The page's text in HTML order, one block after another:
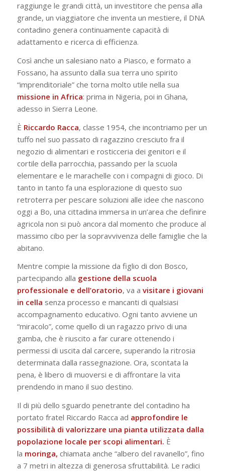
raggiunge le grandi città, un investitore che pensa alla
grande, un viaggiatore che inventa un mestiere, il DNA
contadino genera continuamente capacità di
adattamento e ricerca di efficienza.
Così anche un salesiano nato a Piasco, e formato a
Fossano, ha assunto dalla sua terra uno spirito
“imprenditoriale” che torna molto utile nella sua
missione in Africa: prima in Nigeria, poi in Ghana,
adesso in Sierra Leone.
È Riccardo Racca, classe 1954, che incontriamo per un
tuffo nel suo passato di ragazzino cresciuto fra il
negozio di alimentari e rosticceria dei genitori e il
cortile della parrocchia, passando per la scuola
elementare e le marachelle con i compagni di gioco. Di
tanto in tanto fa una esplorazione di questo suo
retroterra per pescare soluzioni alle idee che nascono
oggi a Bo, una cittadina immersa in un’area che definire
agricola non si può ancora dal momento che produce al
massimo cibo per la sopravvivenza delle famiglie che la
abitano.
Mentre compie la missione da figlio di don Bosco,
partecipando alla gestione della scuola
professionale e dell’oratorio, va a visitare i giovani
in cella senza processo e mancanti di qualsiasi
accompagnamento educativo. Ogni tanto avviene un
“miracolo”, come quello di un ragazzo privo di una
gamba, che è riuscito a far curare ottenendo i
permessi di uscita dal carcere, superando la ritrosia
determinata dalla rassegnazione. Ora, scontata la
pena, è libero di muoversi e di affrontare la vita
prendendo in mano il suo destino.
Il di più dello sguardo penetrante del contadino ha
portato fratel Riccardo Racca ad approfondire le
possibilità di valorizzare una pianta utilizzata dalla
popolazione locale per scopi alimentari. È
la moringa, chiamata anche “albero del ravanello”, fino
a 7 metri in altezza di generosa sfruttabilità. Le radici